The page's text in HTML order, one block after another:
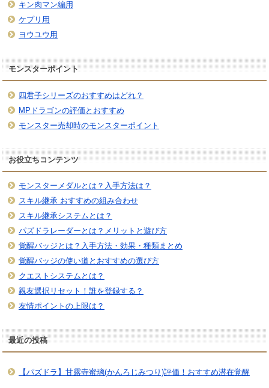
キン肉マン編用
ケプリ用
ヨウユウ用
モンスターポイント
四君子シリーズのおすすめはどれ？
MPドラゴンの評価とおすすめ
モンスター売却時のモンスターポイント
お役立ちコンテンツ
モンスターメダルとは？入手方法は？
スキル継承 おすすめの組み合わせ
スキル継承システムとは？
パズドラレーダーとは？メリットと遊び方
覚醒バッジとは？入手方法・効果・種類まとめ
覚醒バッジの使い道とおすすめの選び方
クエストシステムとは？
親友選択リセット！誰を登録する？
友情ポイントの上限は？
最近の投稿
【パズドラ】甘露寺蜜璃(かんろじみつり)評価！おすすめ潜在覚醒